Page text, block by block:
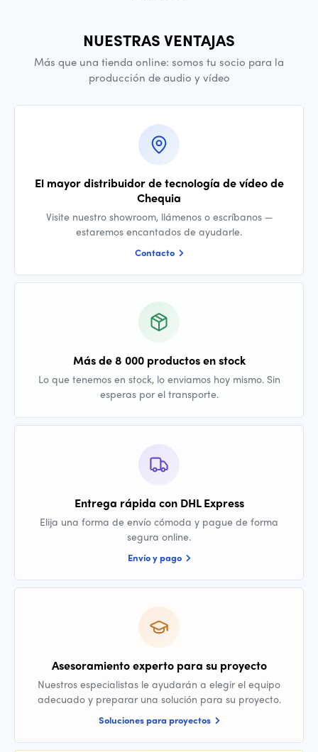
NUESTRAS VENTAJAS
Más que una tienda online: somos tu socio para la
producción de audio y vídeo
El mayor distribuidor de tecnología de vídeo de
Chequia
Visite nuestro showroom, llámenos o escríbanos —
estaremos encantados de ayudarle.
Contacto
Más de 8 000 productos en stock
Lo que tenemos en stock, lo enviamos hoy mismo. Sin
esperas por el transporte.
Entrega rápida con DHL Express
Elija una forma de envío cómoda y pague de forma
segura online.
Envío y pago
Asesoramiento experto para su proyecto
Nuestros especialistas le ayudarán a elegir el equipo
adecuado y preparar una solución para su proyecto.
Soluciones para proyectos